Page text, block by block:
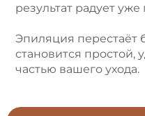
результат радует
Эпиляция перестаёт
становится простой,
частью вашего ухода.